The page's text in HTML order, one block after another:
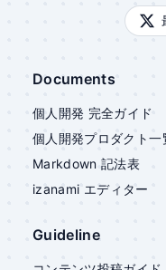
Documents
個人開発 完全ガイド
個人開発プロダクト一
Markdown 記法表
izanami エディター
Guideline